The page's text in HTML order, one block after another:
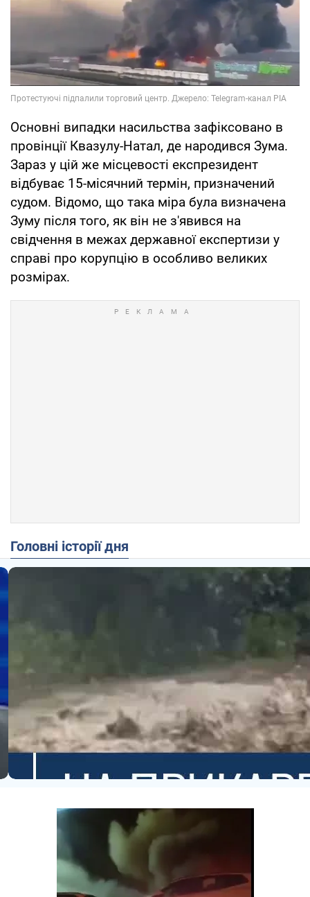
Основні випадки насильства зафіксовано в
провінції Квазулу-Натал, де народився Зума.
Зараз у цій же місцевості експрезидент
відбуває 15-місячний термін, призначений
судом. Відомо, що така міра була визначена
Зуму після того, як він не з'явився на
свідчення в межах державної експертизи у
справі про корупцію в особливо великих
розмірах.
Головні історії дня